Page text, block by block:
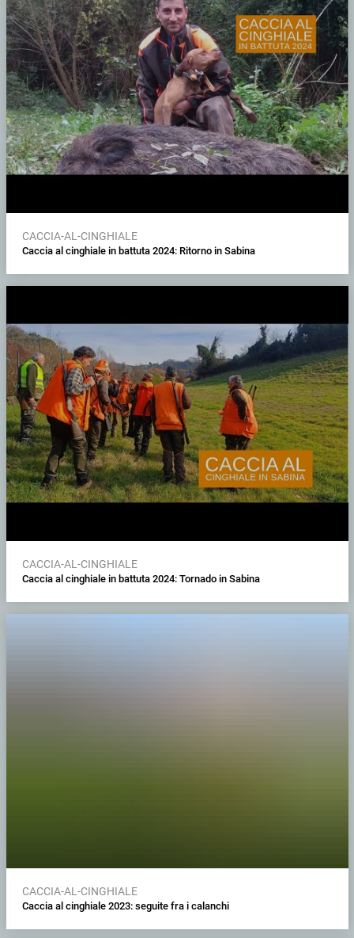
CACCIA-AL-CINGHIALE
Caccia al cinghiale in battuta 2024: Ritorno in Sabina
CACCIA-AL-CINGHIALE
Caccia al cinghiale in battuta 2024: Tornado in Sabina
CACCIA-AL-CINGHIALE
Caccia al cinghiale 2023: seguite fra i calanchi